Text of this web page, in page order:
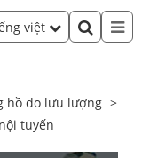
việt
hồ đo lưu lượng
tuyến